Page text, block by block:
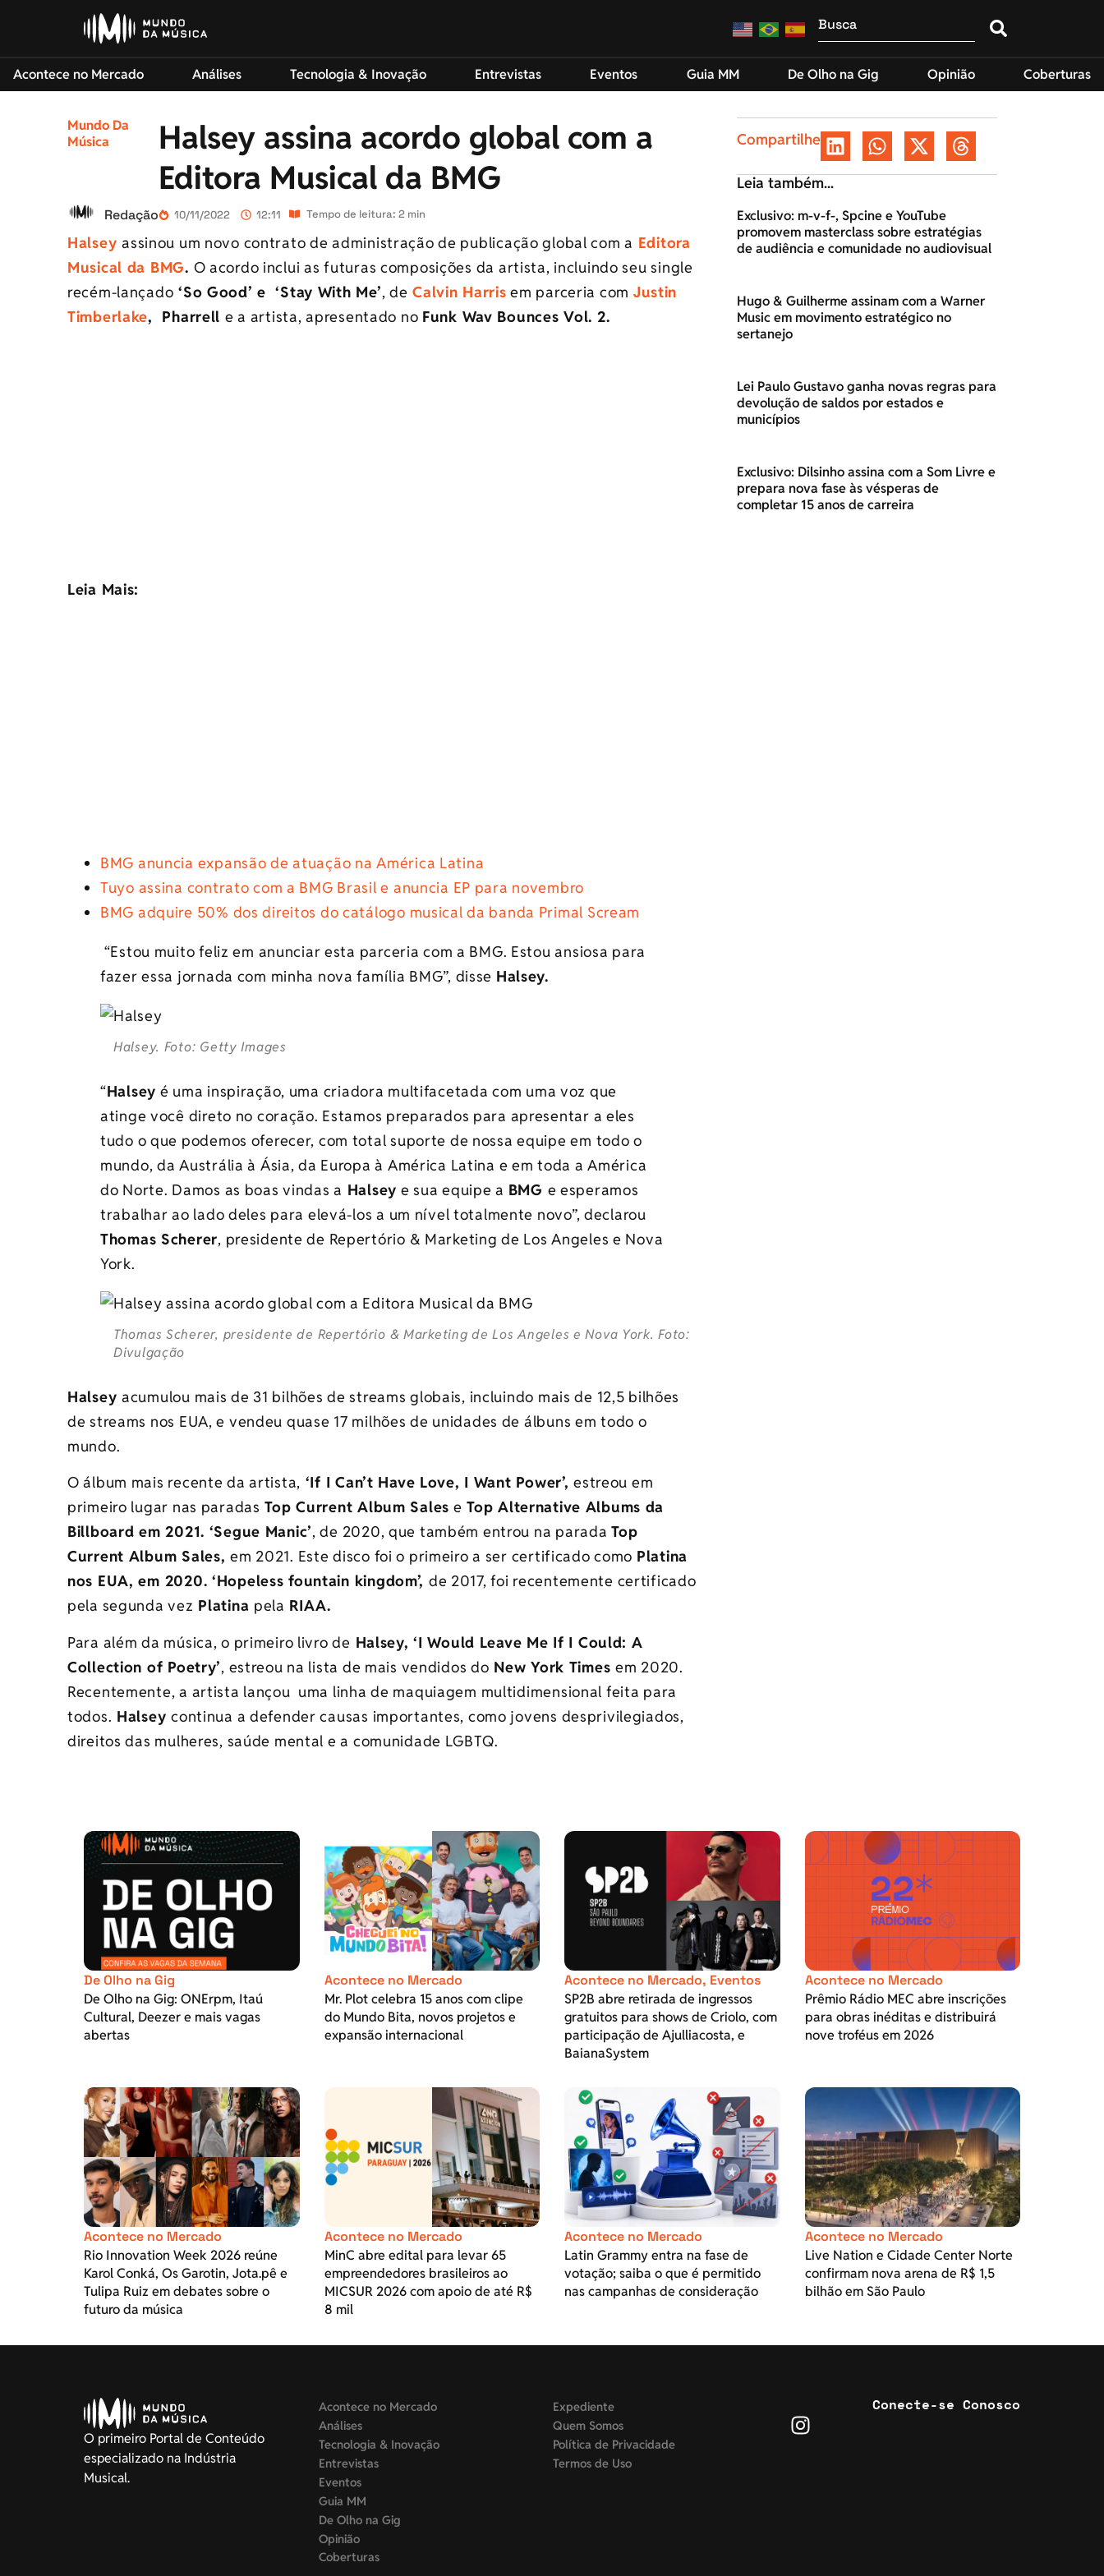
Acontece no Mercado Análises Tecnologia & Inovação Entrevistas Eventos Guia MM De Olho na Gig Opinião Coberturas
Mundo Da
Música
Halsey assina acordo global com a
Editora Musical da BMG
Redação 10/11/2022 12:11 Tempo de leitura: 2 min
Halsey assinou um novo contrato de administração de publicação global com a Editora
Musical da BMG. O acordo inclui as futuras composições da artista, incluindo seu single
recém-lançado ‘So Good’ e ‘Stay With Me’, de Calvin Harris em parceria com Justin
Timberlake, Pharrell e a artista, apresentado no Funk Wav Bounces Vol. 2.
Leia Mais:
BMG anuncia expansão de atuação na América Latina
Tuyo assina contrato com a BMG Brasil e anuncia EP para novembro
BMG adquire 50% dos direitos do catálogo musical da banda Primal Scream
“Estou muito feliz em anunciar esta parceria com a BMG. Estou ansiosa para
fazer essa jornada com minha nova família BMG”, disse Halsey.
Halsey. Foto: Getty Images
“Halsey é uma inspiração, uma criadora multifacetada com uma voz que
atinge você direto no coração. Estamos preparados para apresentar a eles
tudo o que podemos oferecer, com total suporte de nossa equipe em todo o
mundo, da Austrália à Ásia, da Europa à América Latina e em toda a América
do Norte. Damos as boas vindas a Halsey e sua equipe a BMG e esperamos
trabalhar ao lado deles para elevá-los a um nível totalmente novo”, declarou
Thomas Scherer, presidente de Repertório & Marketing de Los Angeles e Nova
York.
Thomas Scherer, presidente de Repertório & Marketing de Los Angeles e Nova York. Foto:
Divulgação
Halseyacumulou mais de 31 bilhões de streams globais, incluindo mais de 12,5 bilhões
de streams nos EUA, e vendeu quase 17 milhões de unidades de álbuns em todo o
mundo.
O álbum mais recente da artista, ‘If I Can’t Have Love, I Want Power’,estreou em
primeiro lugar nas paradas Top Current Album Sales e Top Alternative Albums da
Billboard em 2021. ‘Segue Manic’, de 2020, que também entrou na paradaTop
Current Album Sales,em 2021. Este disco foi o primeiro a ser certificado como Platina
nos EUA, em 2020. ‘Hopeless fountain kingdom’, de 2017, foi recentemente certificado
pela segunda vez Platina pela RIAA.
Para além da música, o primeiro livro de Halsey, ‘I Would Leave Me If I Could: A
Collection of Poetry’, estreou na lista de mais vendidos do New York Timesem 2020.
Recentemente, a artista lançou uma linha de maquiagem multidimensional feita para
todos. Halseycontinua a defender causas importantes, como jovens desprivilegiados,
direitos das mulheres, saúde mental e a comunidade LGBTQ.
Compartilhe
Leia também...
Exclusivo: m-v-f-, Spcine e YouTube
promovem masterclass sobre estratégias
de audiência e comunidade no audiovisual
Hugo & Guilherme assinam com a Warner
Music em movimento estratégico no
sertanejo
Lei Paulo Gustavo ganha novas regras para
devolução de saldos por estados e
municípios
Exclusivo: Dilsinho assina com a Som Livre e
prepara nova fase às vésperas de
completar 15 anos de carreira
De Olho na Gig
De Olho na Gig: ONErpm, Itaú
Cultural, Deezer e mais vagas
abertas
Acontece no Mercado
Mr. Plot celebra 15 anos com clipe
do Mundo Bita, novos projetos e
expansão internacional
Acontece no Mercado, Eventos
SP2B abre retirada de ingressos
gratuitos para shows de Criolo, com
participação de Ajulliacosta, e
BaianaSystem
Acontece no Mercado
Prêmio Rádio MEC abre inscrições
para obras inéditas e distribuirá
nove troféus em 2026
Acontece no Mercado
Rio Innovation Week 2026 reúne
Karol Conká, Os Garotin, Jota.pê e
Tulipa Ruiz em debates sobre o
futuro da música
Acontece no Mercado
MinC abre edital para levar 65
empreendedores brasileiros ao
MICSUR 2026 com apoio de até R$
8 mil
Acontece no Mercado
Latin Grammy entra na fase de
votação; saiba o que é permitido
nas campanhas de consideração
Acontece no Mercado
Live Nation e Cidade Center Norte
confirmam nova arena de R$ 1,5
bilhão em São Paulo
O primeiro Portal de Conteúdo
especializado na Indústria
Musical.
Acontece no Mercado
Análises
Tecnologia & Inovação
Entrevistas
Eventos
Guia MM
De Olho na Gig
Opinião
Coberturas
Expediente
Quem Somos
Política de Privacidade
Termos de Uso
Conecte-se Conosco